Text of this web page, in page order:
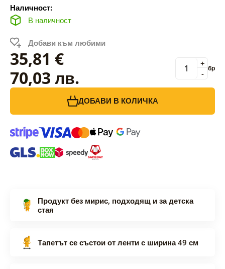
Наличност:
В наличност
Добави към любими
35,81 €
70,03 лв.
-
+ бр
ДОБАВИ В КОЛИЧКА
Продукт без мирис, подходящ и за детска
стая
Тапетът се състои от ленти с ширина 49 см